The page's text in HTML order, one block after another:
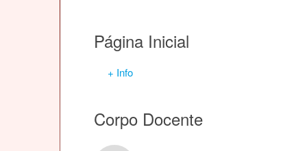
Página Inicial
+ Info
Corpo Docente